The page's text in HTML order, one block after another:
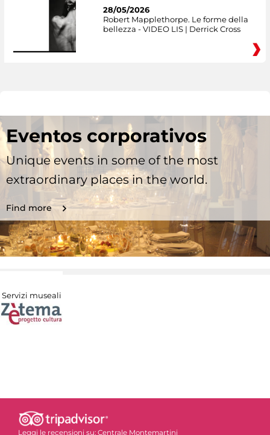
28/05/2026
Robert Mapplethorpe. Le forme della
bellezza - VIDEO LIS | Derrick Cross
Eventos corporativos
Unique events in some of the most
extraordinary places in the world.
Find more
Servizi museali
Leggi le recensioni su: Centrale Montemartini